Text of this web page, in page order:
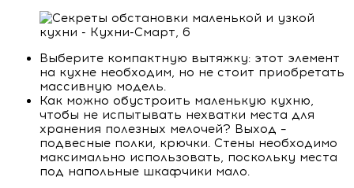
Выберите компактную вытяжку: этот элемент
на кухне необходим, но не стоит приобретать
массивную модель.
Как можно обустроить маленькую кухню,
чтобы не испытывать нехватки места для
хранения полезных мелочей? Выход –
подвесные полки, крючки. Стены необходимо
максимально использовать, поскольку места
под напольные шкафчики мало.